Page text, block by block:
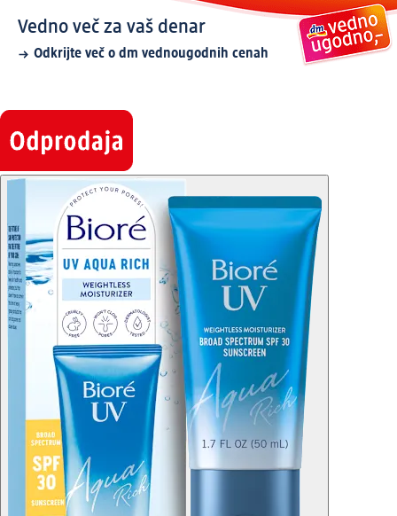
Vedno več za vaš denar
Odkrijte več o dm vednougodnih cenah